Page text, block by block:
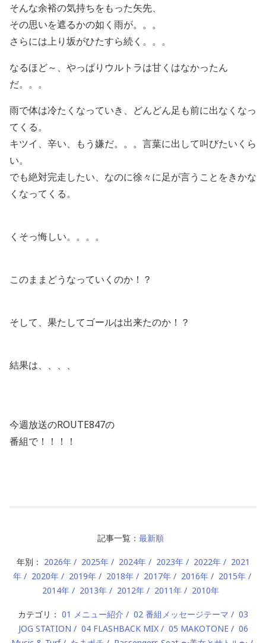
そんな余裕の気持ちをもった矢先、
その思いを遮るかの如く雨が。。。
さらには上り坂がひたすら続く。。。
なるほど～、やっぱりウルトラは甘くはなかったん
だ。。。
雨で体は冷たくなっていき、どんどん足も前に出なくなっ
てくる。
キツイ、辛い、もう嫌だ。。。言葉に出して叫びたいくら
い。
でも絶対完走したい、なのに徐々に足が言うことをきかな
くなってくる。
くそっ悔しい。。。。
このままどうなっていくのか！？
そして、果たしてゴールは出来たのか！？
結果は、、、、
今週放送のROUTE847の
番組で！！！！
記事一覧： 最新順
年別： 2026年 2025年 2024年 2023年 2022年
2021
年
2020年 2019年 2018年 2017年 2016年
2015年
2014年
2013年 2012年 2011年 2010年
カテゴリ： 01 メニュー紹介 02 番組メッセージテーマ
03
JOG STATION
04 FLASHBACK MIX 05 MAKOTONE
06